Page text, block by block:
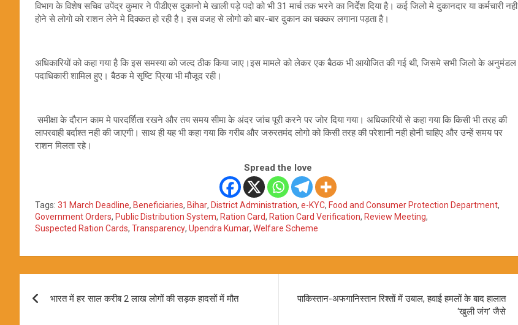
विभाग के विशेष सचिव उपेंद्र कुमार ने पीडीएस दुकानो मे खाली पड़े पदो को भी 31 मार्च तक भरने का निर्देश दिया है। कई जिलो मे दुकानदार या कर्मचारी नही
होने से लोगो को राशन लेने मे दिक्कत हो रही है। इस वजह से लोगो को बार-बार दुकान का चक्कर लगाना पड़ता है।
अधिकारियों को कहा गया है कि इस समस्या को जल्द ठीक किया जाए।इस मामले को लेकर एक बैठक भी आयोजित की गई थी, जिसमे सभी जिलो के अनुमंडल
पदाधिकारी शामिल हुए। बैठक मे सृष्टि प्रिया भी मौजूद रही।
समीक्षा के दौरान काम मे पारदर्शिता रखने और तय समय सीमा के अंदर जांच पूरी करने पर जोर दिया गया। अधिकारियों से कहा गया कि किसी भी तरह की
लापरवाही बर्दाश्त नही की जाएगी। साथ ही यह भी कहा गया कि गरीब और जरुरतमंद लोगो को किसी तरह की परेशानी नही होनी चाहिए और उन्हें समय पर
राशन मिलता रहे।
Spread the love
Tags: 31 March Deadline, Beneficiaries, Bihar, District Administration, e-KYC, Food and Consumer Protection Department,
Government Orders, Public Distribution System, Ration Card, Ration Card Verification, Review Meeting,
Suspected Ration Cards, Transparency, Upendra Kumar, Welfare Scheme
भारत में हर साल करीब 2 लाख लोगों की सड़क हादसों में मौत
पाकिस्तान-अफगानिस्तान रिश्तों में उबाल, हवाई हमलों के बाद हालात
‘खुली जंग’ जैसे